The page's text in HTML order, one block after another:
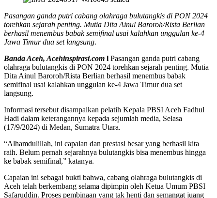
Pasangan ganda putri cabang olahraga bulutangkis di PON 2024
torehkan sejarah penting. Mutia Dita Ainul Baroroh/Rista Berlian
berhasil menembus babak semifinal usai kalahkan unggulan ke-4
Jawa Timur dua set langsung.
Banda Aceh, Acehinspirasi.com l Pasangan ganda putri cabang
olahraga bulutangkis di PON 2024 torehkan sejarah penting. Mutia
Dita Ainul Baroroh/Rista Berlian berhasil menembus babak
semifinal usai kalahkan unggulan ke-4 Jawa Timur dua set
langsung.
Informasi tersebut disampaikan pelatih Kepala PBSI Aceh Fadhul
Hadi dalam keterangannya kepada sejumlah media, Selasa
(17/9/2024) di Medan, Sumatra Utara.
“Alhamdulillah, ini capaian dan prestasi besar yang berhasil kita
raih. Belum pernah sejarahnya bulutangkis bisa menembus hingga
ke babak semifinal,” katanya.
Capaian ini sebagai bukti bahwa, cabang olahraga bulutangkis di
Aceh telah berkembang selama dipimpin oleh Ketua Umum PBSI
Safaruddin. Proses pembinaan yang tak henti dan semangat juang